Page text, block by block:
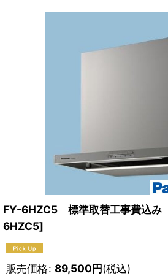
FY-6HZC5 標準取替工事費込み
6HZC5]
販売価格: 89,500円(税込)